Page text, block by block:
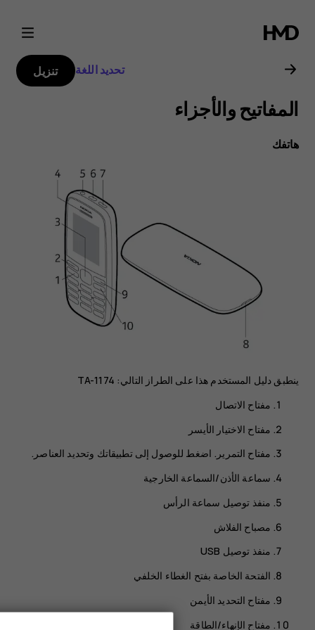
دليل
مستخدم
هاتف
(2019)
تحديد اللغة تنزيل
المفاتيح والأجزاء
هاتفك‬
ينطبق دليل المستخدم هذا على الطراز التالي: TA-1174
مفتاح الاتصال
مفتاح الاختيار الأيسر
مفتاح التمرير. اضغط للوصول إلى تطبيقاتك وتحديد العناصر.
سماعة الأذن/السماعة الخارجية
منفذ توصيل سماعة الرأس
مصباح الفلاش
منفذ توصيل USB
الفتحة الخاصة بفتح الغطاء الخلفي
مفتاح التحديد الأيمن
مفتاح الإنهاء/الطاقة